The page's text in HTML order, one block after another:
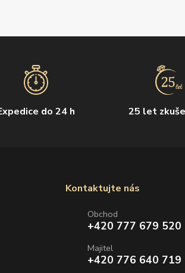
do 24 h 25 let
Kontaktujte nás
Obchod
+420 777 679 520
Majitel
+420 776 640 719